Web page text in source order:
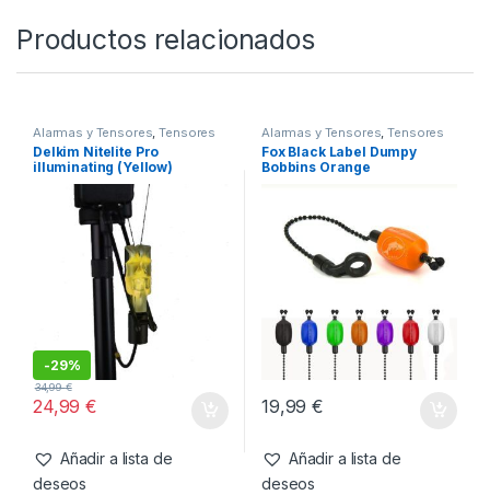
Productos relacionados
Alarmas y Tensores ,Tensores
Delkim Nitelite Pro
illuminating (Yellow)
-29%
24,99€
34,99€
Añadir a lista de
deseos
Alarmas y Tensores ,Tensores
Fox Black Label Dumpy
Bobbins Orange
19,99€
Añadir a lista de
deseos